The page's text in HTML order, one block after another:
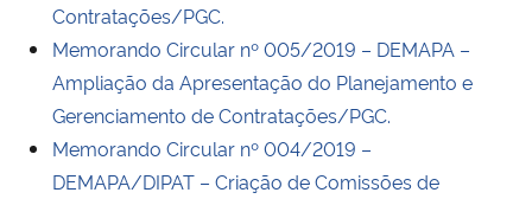
Contratações/PGC.
Memorando Circular nº 005/2019 – DEMAPA –
Ampliação da Apresentação do Planejamento e
Gerenciamento de Contratações/PGC.
Memorando Circular nº 004/2019 –
DEMAPA/DIPAT – Criação de Comissões de